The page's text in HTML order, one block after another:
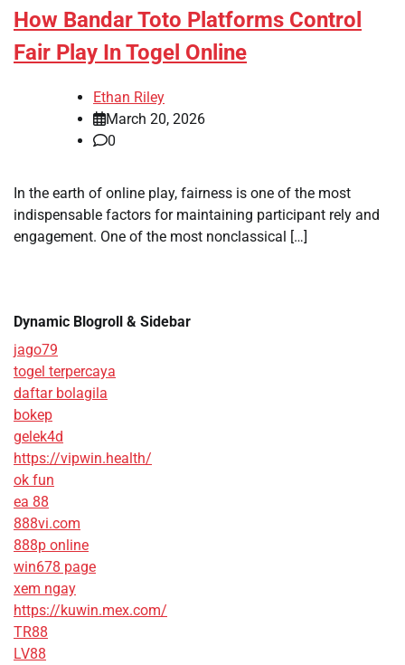
How Bandar Toto Platforms Control
Fair Play In Togel Online
Ethan Riley
March 20, 2026
0
In the earth of online play, fairness is one of the most
indispensable factors for maintaining participant rely and
engagement. One of the most nonclassical […]
Dynamic Blogroll & Sidebar
jago79
togel terpercaya
daftar bolagila
bokep
gelek4d
https://vipwin.health/
ok fun
ea 88
888vi.com
888p online
win678 page
xem ngay
https://kuwin.mex.com/
TR88
LV88